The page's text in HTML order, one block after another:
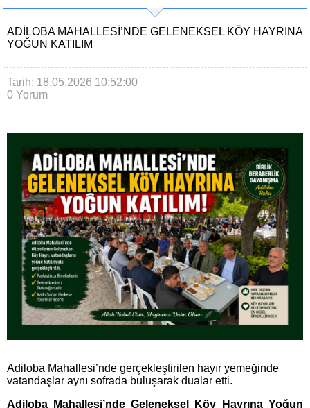
ADILOBA MAHALLESI’NDE GELENEKSEL KÖY HAYRINA
YOĞUN KATILIM
Tarih: 18.05.2026 10:52:00
0 Yorum
Adiloba Mahallesi’nde gerçekleştirilen hayır yemeğinde
vatandaşlar aynı sofrada buluşarak dualar etti.
Adiloba Mahallesi’nde Geleneksel Köy Hayrına Yoğun